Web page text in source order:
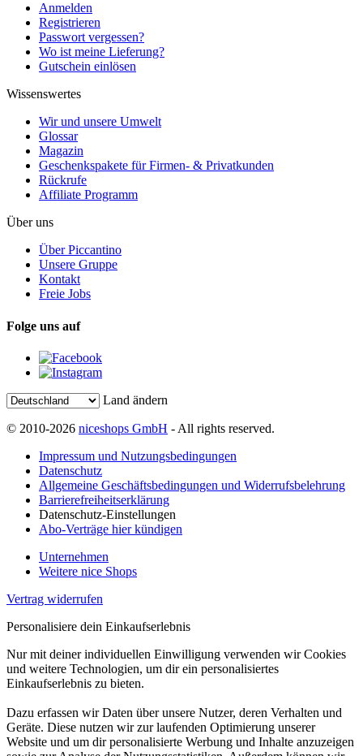
Anmelden
Registrieren
Passwort vergessen?
Wo ist meine Lieferung?
Gutschein einlösen
Wissenswertes
Wir und unsere Umwelt
Glossar
Magazin
Geschenkspakete für Firmen- & Privatkunden
Rückrufe
Affiliate Programm
Über uns
Über Piccantino
Unsere Gruppe
Kontakt
Freie Jobs
Folge uns auf
Land ändern
© 2010-2026 niceshops GmbH - All rights reserved.
Impressum und Nutzungsbedingungen
Datenschutz
Allgemeine Geschäftsbedingungen und Widerrufsbelehrung
Barrierefreiheitserklärung
Datenschutz-Einstellungen
Abo-Verträge hier kündigen
Unternehmen
Weitere nice Shops
Vertrag widerrufen
Personalisiere dein Einkaufserlebnis
Nur mit deiner individuellen Einwilligung verwenden wir Cookies
und weitere Technologien, um dir ein personalisiertes
Einkaufserlebnis zu bieten.
Dazu erfassen wir Daten über unsere Nutzer, deren Verhalten und
Geräte. Diese nutzen wir zur laufenden Optimierung unserer
Website und um dir personalisierte Werbung und Inhalte anzuzeigen